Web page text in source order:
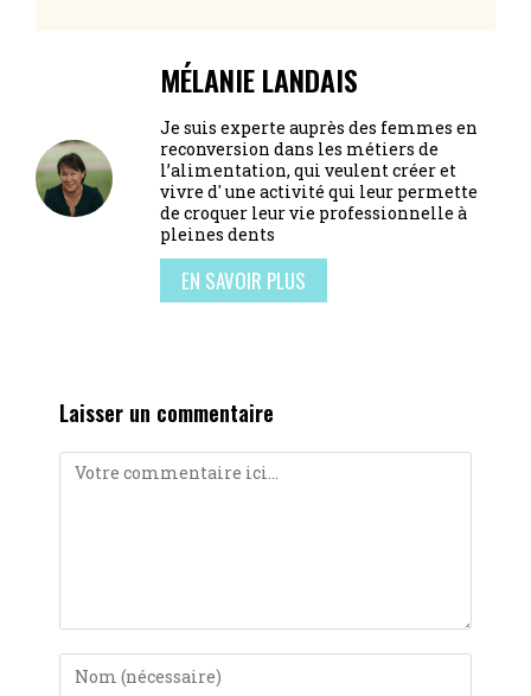
MÉLANIE LANDAIS
Je suis experte auprès des femmes en
reconversion dans les métiers de
l’alimentation, qui veulent créer et
vivre d' une activité qui leur permette
de croquer leur vie professionnelle à
pleines dents
EN SAVOIR PLUS
Laisser un commentaire